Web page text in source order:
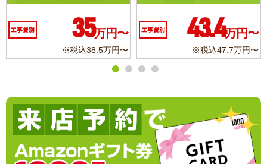
事費別 35万円〜
※税込38.5万円〜
工事費別 43.4万円〜
※税込47.7万円〜